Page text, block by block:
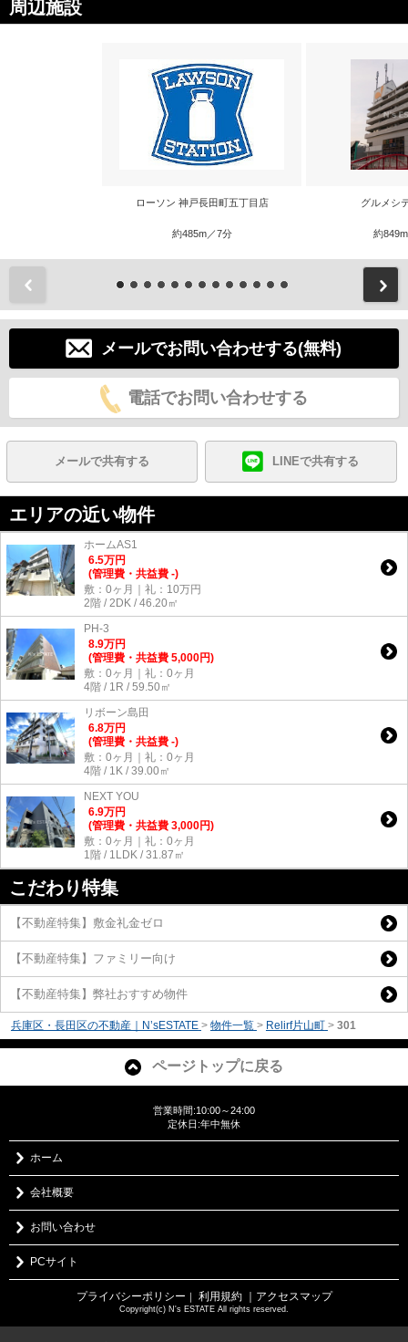
周辺施設
ローソン 神戸長田町五丁目店
約485m／7分
グルメシ
約
メールでお問い合わせする(無料)
電話でお問い合わせする
メールで共有する LINEで共有する
エリアの近い物件
ホームAS1
6.5万円
(管理費・共益費 -)
敷：0ヶ月｜礼：10万円
2階 / 2DK / 46.20㎡
PH-3
8.9万円
(管理費・共益費 5,000円)
敷：0ヶ月｜礼：0ヶ月
4階 / 1R / 59.50㎡
リボーン島田
6.8万円
(管理費・共益費 -)
敷：0ヶ月｜礼：0ヶ月
4階 / 1K / 39.00㎡
NEXT YOU
6.9万円
(管理費・共益費 3,000円)
敷：0ヶ月｜礼：0ヶ月
1階 / 1LDK / 31.87㎡
こだわり特集
【不動産特集】敷金礼金ゼロ
【不動産特集】ファミリー向け
【不動産特集】弊社おすすめ物件
兵庫区・長田区の不動産｜N’sESTATE > 物件一覧 > Relirf片山町 > 301
ページトップに戻る
営業時間:10:00～24:00
定休日:年中無休
ホーム
会社概要
お問い合わせ
PCサイト
プライバシーポリシー ｜ 利用規約 ｜アクセスマップ
Copyright(c) N's ESTATE All rights reserved.